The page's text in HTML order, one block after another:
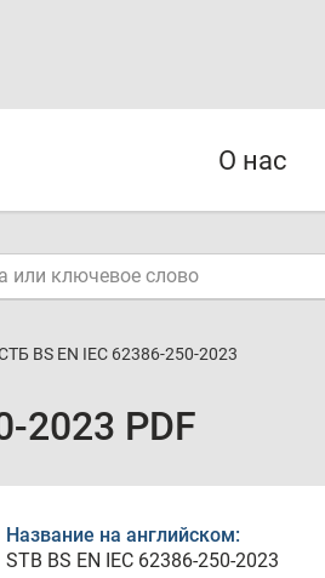
О нас
BS EN IEC 62386-250-2023
2023 PDF
Название на английском:
STB BS EN IEC 62386-250-2023